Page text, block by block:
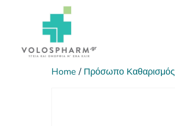
Home / Πρόσωπο Καθαρισμός